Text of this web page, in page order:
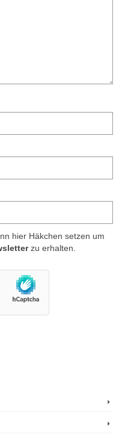
hier Häkchen setzen um
zu erhalten.